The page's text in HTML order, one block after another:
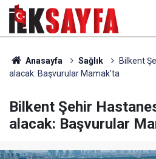
Anasayfa Sağlık
Bilkent
alacak: Başvurular Mamak'ta
Bilkent Şehir
alacak: Başvurular